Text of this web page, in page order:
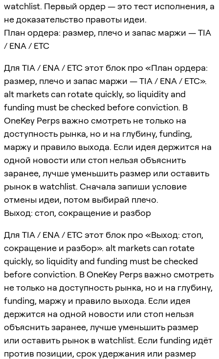
watchlist. Первый ордер — это тест исполнения, а
не доказательство правоты идеи.
План ордера: размер, плечо и запас маржи — TIA
/ ENA / ETC
Для TIA / ENA / ETC этот блок про «План ордера:
размер, плечо и запас маржи — TIA / ENA / ETC».
alt markets can rotate quickly, so liquidity and
funding must be checked before conviction. В
OneKey Perps важно смотреть не только на
доступность рынка, но и на глубину, funding,
маржу и правило выхода. Если идея держится на
одной новости или стоп нельзя объяснить
заранее, лучше уменьшить размер или оставить
рынок в watchlist. Сначала запиши условие
отмены идеи, потом выбирай плечо.
Выход: стоп, сокращение и разбор
Для TIA / ENA / ETC этот блок про «Выход: стоп,
сокращение и разбор». alt markets can rotate
quickly, so liquidity and funding must be checked
before conviction. В OneKey Perps важно смотреть
не только на доступность рынка, но и на глубину,
funding, маржу и правило выхода. Если идея
держится на одной новости или стоп нельзя
объяснить заранее, лучше уменьшить размер
или оставить рынок в watchlist. Если funding идёт
против позиции, срок удержания или размер